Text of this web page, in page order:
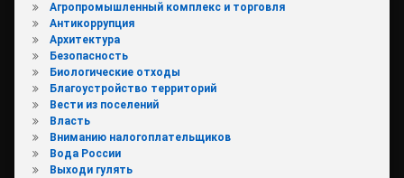
Агропромышленный комплекс и торговля
Антикоррупция
Архитектура
Безопасность
Биологические отходы
Благоустройство территорий
Вести из поселений
Власть
Вниманию налогоплательщиков
Вода России
Выходи гулять